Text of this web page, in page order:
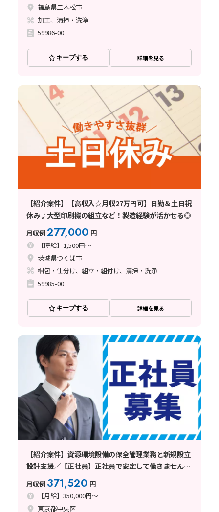
福島県二本松市
加工、清掃・洗浄
59986-00
キープする 詳細を見る
【紹介案件】【高収入☆月収27万円可】日勤＆土日祝
休み♪大型印刷機の組立など！製造経験が活かせる◎
月収例277,000 円
【時給】1,500円～
茨城県つくば市
梱包・仕分け、組立・組付け、清掃・洗浄
59985-00
キープする 詳細を見る
【紹介案件】資源環境設備の保全管理業務と新規設立
設計支援／【正社員】正社員で安定して働きません
月収例 371,520 円
【月給】350,000円～
東京都中央区